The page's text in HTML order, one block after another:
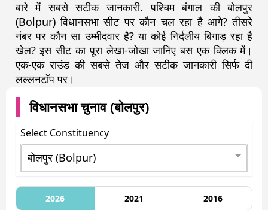
बारे में सबसे सटीक जानकारी. पश्चिम बंगाल की बोलपुर
(Bolpur) विधानसभा सीट पर कौन चल रहा है आगे? तीसरे
नंबर पर कौन सा उम्मीदवार है? या कोई निर्दलीय बिगाड़ रहा है
खेल? इस सीट का पूरा लेखा-जोखा जानिए बस एक क्लिक में।
एक-एक राउंड की सबसे तेज और सटीक जानकारी सिर्फ दी
लल्लनटॉप पर।
विधानसभा चुनाव (बोलपुर)
Select Constituency
2026 2021 2016